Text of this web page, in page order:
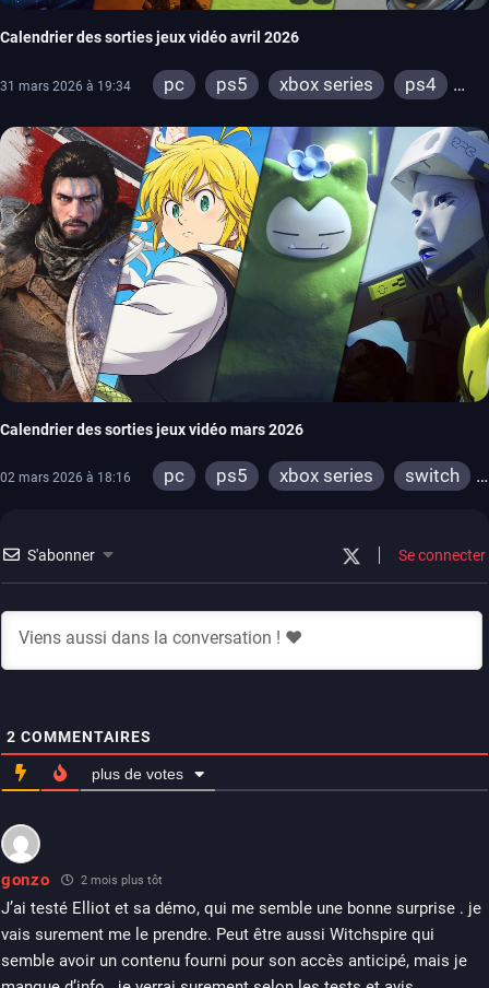
Calendrier des sorties jeux vidéo avril 2026
31 mars 2026 à 19:34 pc ps5 xbox series
ps4
Calendrier des sorties jeux vidéo mars 2026
02 mars 2026 à 18:16 pc ps5 xbox series
switch
S'abonner Se connecter
2 COMMENTAIRES
plus de votes
gonzo 2 mois plus tôt
J’ai testé Elliot et sa démo, qui me semble une bonne surprise . je
vais surement me le prendre. Peut être aussi Witchspire qui
semble avoir un contenu fourni pour son accès anticipé, mais je